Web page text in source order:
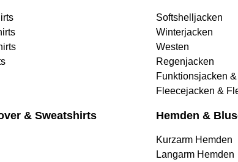
Softshelljacken
Winterjacken
Westen
Regenjacken
Funktionsjacken
Fleecejacken &
& Sweatshirts Hemden &
Kurzarm Hemden
Langarm Hemden